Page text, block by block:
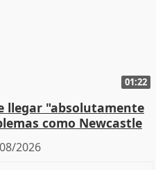
01:22
llegar "absolutamente
como Newcastle
2026